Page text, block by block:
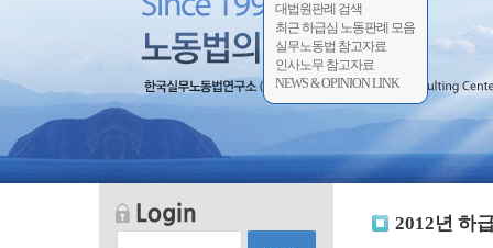
대법원판례 검색
최근 하급심 노동판례 모음
실무노동법 참고자료
인사노무 참고자료
NEWS & OPINION LINK
2012년 하